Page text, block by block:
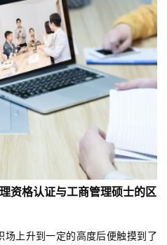
资格认证与工商管理硕士的区
场上升到一定的高度后便触摸到了